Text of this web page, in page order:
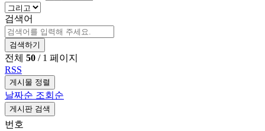
검색어
검색하기
전체 50 / 1 페이지
RSS
게시물 정렬
날짜순 조회순
게시판 검색
번호